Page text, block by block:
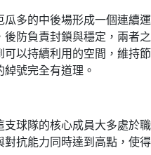
多的中後場形成一個連續運
防負責封鎖與穩定，兩者之
以持續利用的空間，維持節
號完全有道理。
球隊的核心成員大多處於職
抗能力同時達到高點，使得